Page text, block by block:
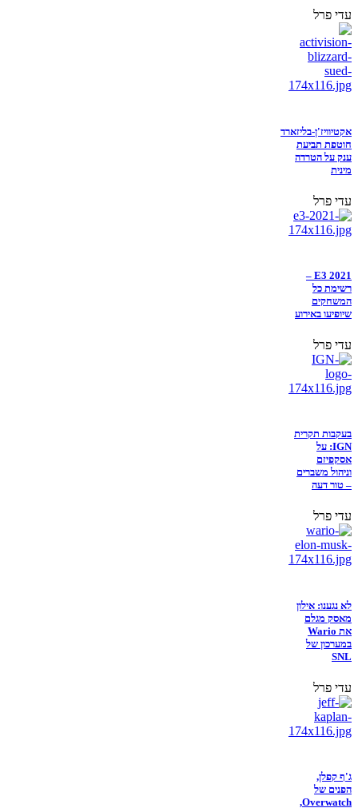
עדי פרל
אקטיוויז'ן-בליזארד
חוטפת תביעת
ענק על הטרדה
מינית
עדי פרל
E3 2021 –
רשימת כל
המשחקים
שיופיעו באירוע
עדי פרל
בעקבות תקרית
IGN: על
אסקפיזם
וניהול משברים
– טור דעה
עדי פרל
לא נגענו: אילון
מאסק מגלם
את Wario
במערכון של
SNL
עדי פרל
ג'ף קפלן,
הפנים של
Overwatch,